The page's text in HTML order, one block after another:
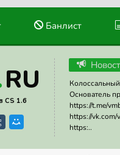
Банлист
RU
CS 1.6
Основатель
https://t.me/
https://vk.com/
https:..